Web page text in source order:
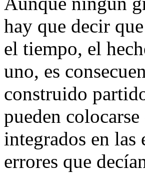
hay que decir
el tiempo, el
uno, es
construido
pueden
integrados en las
errores que